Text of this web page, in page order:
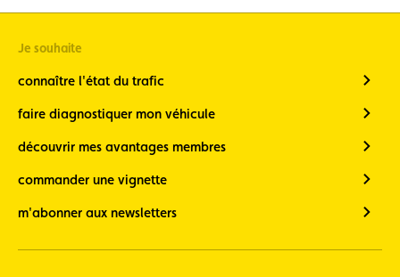
Je souhaite
connaître l'état du trafic
faire diagnostiquer mon véhicule
découvrir mes avantages membres
commander une vignette
m'abonner aux newsletters